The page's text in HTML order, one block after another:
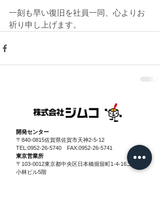
一刻も早い復旧を社員一同、心よりお
祈り申し上げます。
​開発センター
〒840-0815佐賀県佐賀市天神2-5-12
TEL:0952-26-5740 FAX:0952-26-5741
東京営業所
〒103-0012東京都中央区日本橋堀留町1-4-16ニュー
小林ビル5階